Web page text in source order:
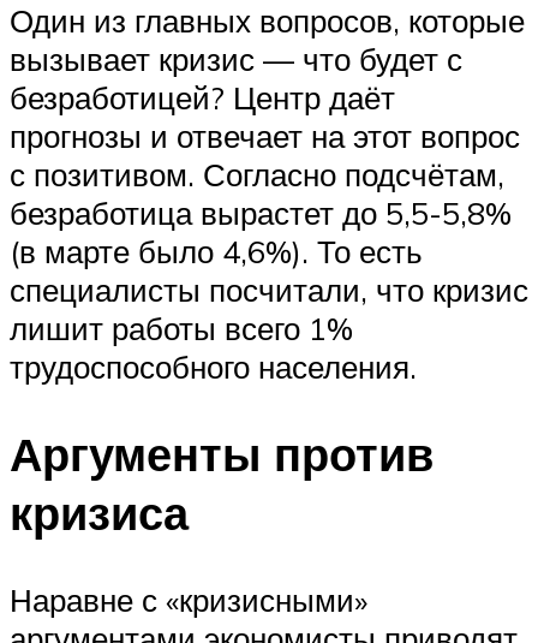
Один из главных вопросов, которые
вызывает кризис — что будет с
безработицей? Центр даёт
прогнозы и отвечает на этот вопрос
с позитивом. Согласно подсчётам,
безработица вырастет до 5,5-5,8%
(в марте было 4,6%). То есть
специалисты посчитали, что кризис
лишит работы всего 1%
трудоспособного населения.
Аргументы против
кризиса
Наравне с «кризисными»